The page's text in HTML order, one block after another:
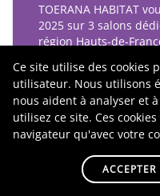
Ce site utilise des cookies
utilisateur. Nous utilisons
nous aident à analyser et
utilisez ce site. Ces
navigateur qu'avec votre
ACCEPTER
TOERANA HABITAT
2025 sur 3 salons
région Hauts-de-
LIRE PLUS